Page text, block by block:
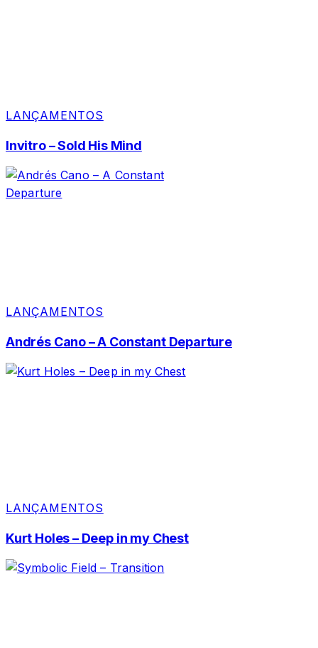
LANÇAMENTOS
Invitro – Sold His Mind
LANÇAMENTOS
Andrés Cano – A Constant Departure
LANÇAMENTOS
Kurt Holes – Deep in my Chest